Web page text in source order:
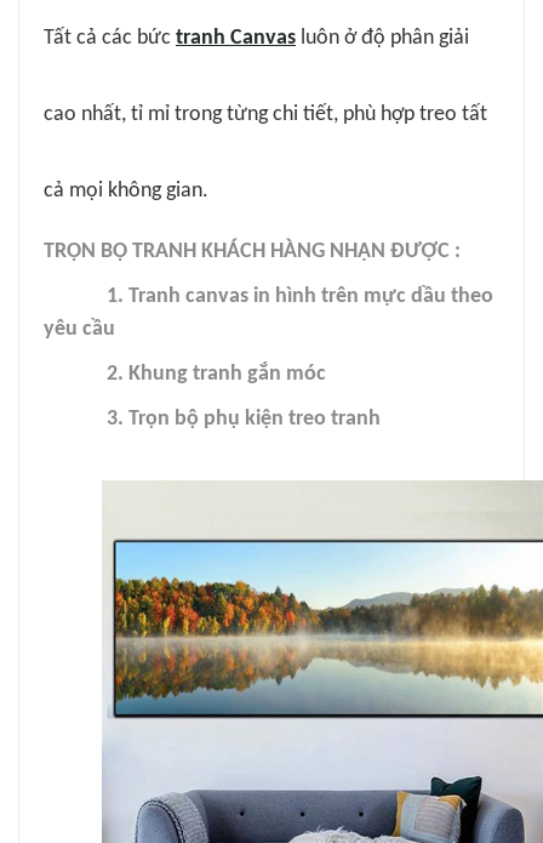
Tất cả các bức tranh Canvas luôn ở độ phân giải
cao nhất, tỉ mỉ trong từng chi tiết, phù hợp treo tất
cả mọi không gian.
TRỌN BỘ TRANH KHÁCH HÀNG NHẬN ĐƯỢC :
1. Tranh canvas in hình trên mực dầu theo
yêu cầu
2. Khung tranh gắn móc
3. Trọn bộ phụ kiện treo tranh